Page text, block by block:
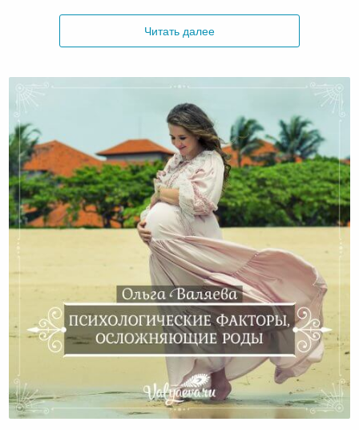
Читать далее
Психологические факторы, которые
препятствуют легким родам